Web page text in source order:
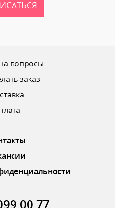
ОТПРАВИТЬ ОТЗЫВ
вопросы
заказ
00 77